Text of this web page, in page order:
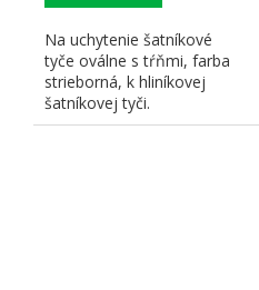
Na uchytenie šatníkové
tyče oválne s tŕňmi, farba
strieborná, k hliníkovej
šatníkovej tyči.